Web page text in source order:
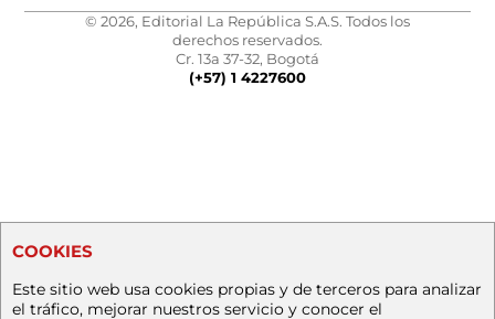
© 2026, Editorial La República S.A.S. Todos los
derechos reservados.
Cr. 13a 37-32, Bogotá
(+57) 1 4227600
COOKIES
Este sitio web usa cookies propias y de terceros para analizar
el tráfico, mejorar nuestros servicio y conocer el